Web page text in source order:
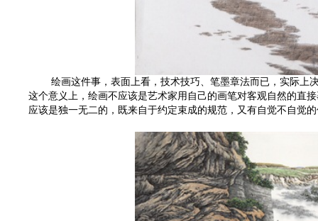
绘画这件事，表面上看，技术技巧、笔墨章法而已，实际上决
这个意义上，绘画不应该是艺术家用自己的画笔对客观自然的直
应该是独一无二的，既来自于约定束成的规范，又有自觉不自觉